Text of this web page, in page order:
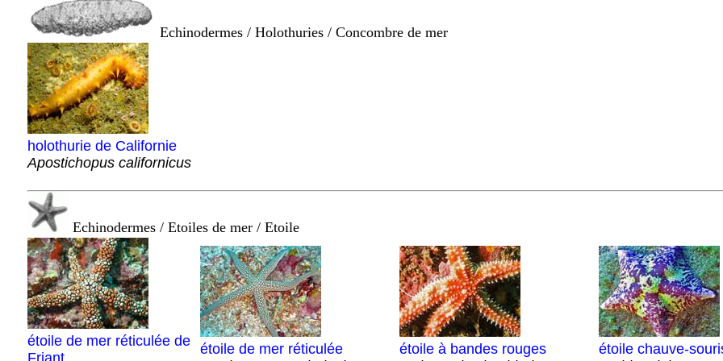
Echinodermes / Holothuries / Concombre de mer
holothurie de Californie
Apostichopus californicus
Echinodermes / Etoiles de mer / Etoile
étoile de mer réticulée de
Friant
étoile de mer réticulée
étoile à bandes rouges
étoile chauve-